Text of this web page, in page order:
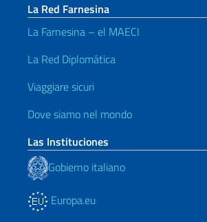
La Red Farnesina
La Farnesina – el MAECI
La Red Diplomática
Viaggiare sicuri
Dove siamo nel mondo
Las Instituciones
Gobierno italiano
Europa.eu